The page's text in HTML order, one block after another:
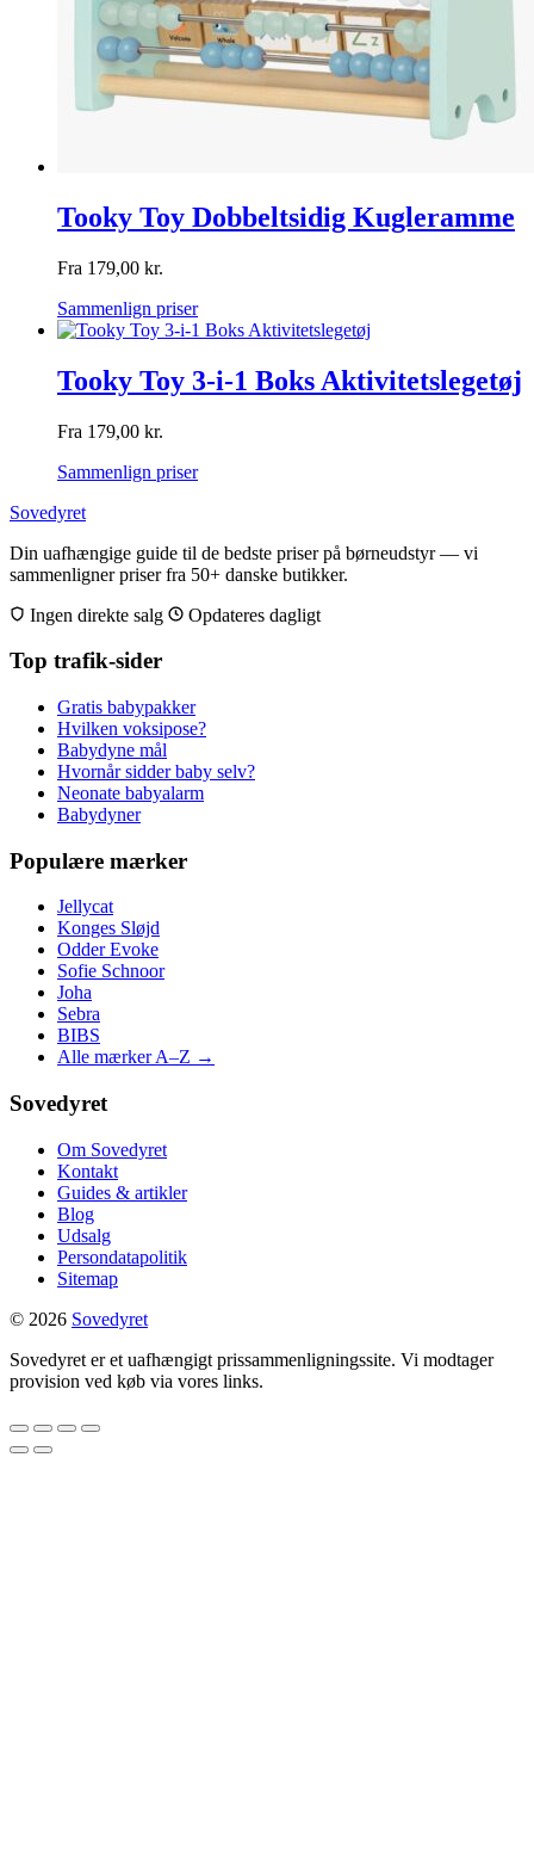
Tooky Toy Dobbeltsidig Kugleramme
Fra 179,00 kr.
Sammenlign priser
Tooky Toy 3-i-1 Boks Aktivitetslegetøj
Fra 179,00 kr.
Sammenlign priser
Sovedyret
Din uafhængige guide til de bedste priser på børneudstyr — vi
sammenligner priser fra 50+ danske butikker.
Ingen direkte salg
Opdateres dagligt
Top trafik-sider
Gratis babypakker
Hvilken voksipose?
Babydyne mål
Hvornår sidder baby selv?
Neonate babyalarm
Babydyner
Populære mærker
Jellycat
Konges Sløjd
Odder Evoke
Sofie Schnoor
Joha
Sebra
BIBS
Alle mærker A–Z →
Sovedyret
Om Sovedyret
Kontakt
Guides & artikler
Blog
Udsalg
Persondatapolitik
Sitemap
© 2026 Sovedyret
Sovedyret er et uafhængigt prissammenligningssite. Vi modtager
provision ved køb via vores links.